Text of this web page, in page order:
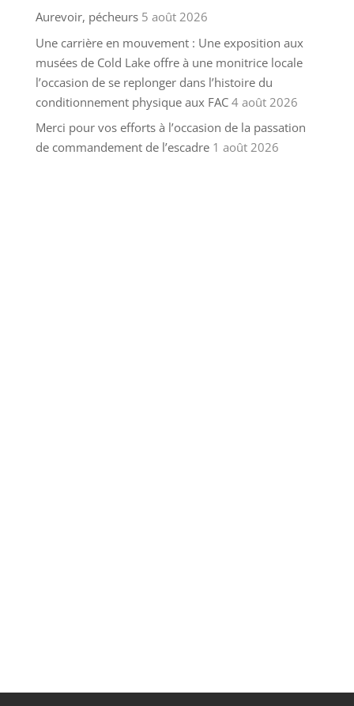
Aurevoir, pécheurs 5 août 2026
Une carrière en mouvement : Une exposition aux
musées de Cold Lake offre à une monitrice locale
l’occasion de se replonger dans l’histoire du
conditionnement physique aux FAC 4 août 2026
Merci pour vos efforts à l’occasion de la passation
de commandement de l’escadre 1 août 2026